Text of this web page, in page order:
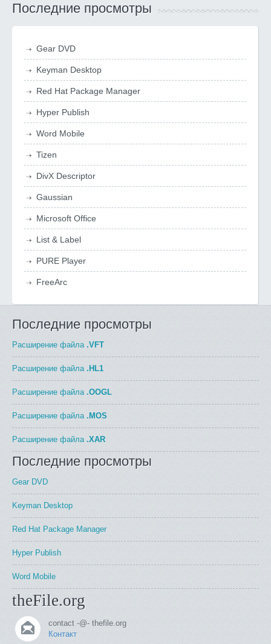
Последние просмотры
Gear DVD
Keyman Desktop
Red Hat Package Manager
Hyper Publish
Word Mobile
Tizen
DivX Descriptor
Gaussian
Microsoft Office
List & Label
PURE Player
FreeArc
Последние просмотры
Расширение файла .VFT
Расширение файла .HL1
Расширение файла .OOGL
Расширение файла .MOS
Расширение файла .XAR
Последние просмотры
Gear DVD
Keyman Desktop
Red Hat Package Manager
Hyper Publish
Word Mobile
theFile.org
contact -@- thefile.org
Контакт